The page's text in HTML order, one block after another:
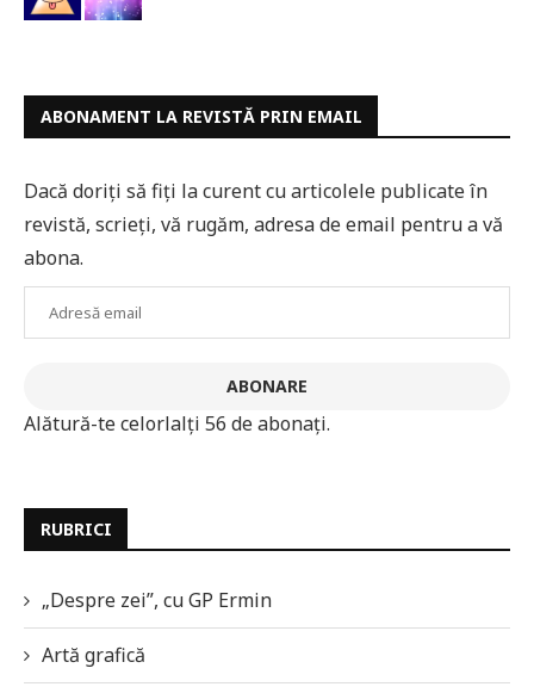
ABONAMENT LA REVISTĂ PRIN EMAIL
Dacă doriți să fiți la curent cu articolele publicate în
revistă, scrieți, vă rugăm, adresa de email pentru a vă
abona.
Adresă
ABONARE
Alătură-te celorlalți 56 de abonați.
RUBRICI
„Despre zei”, cu GP Ermin
Artă grafică